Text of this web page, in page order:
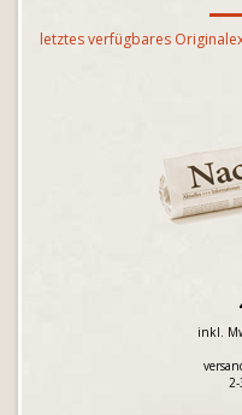
letztes verfügbares
inkl.